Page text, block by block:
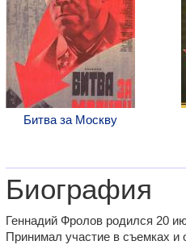
Битва за Москву
Биография
Геннадий Фролов родился 20
Принимал участие в съемках и